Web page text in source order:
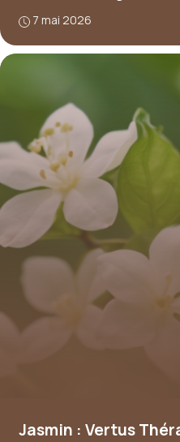
7 mai 2026
Jasmin : Vertus